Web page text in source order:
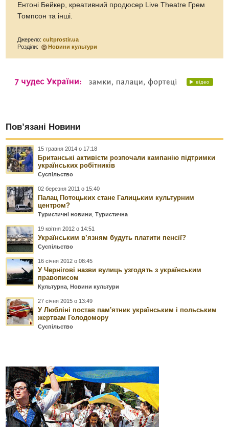
Ентоні Бейкер, креативний продюсер Live Theatre Грем
Томпсон та інші.
Джерело:cultprostir.ua
Розділи:
Новини культури
Пов’язані Новини
15 травня 2014 о 17:18
Британські активісти розпочали кампанію підтримки
українських робітників
Суспільство
02 березня 2011 о 15:40
Палац Потоцьких стане Галицьким культурним
центром?
Туристичні новини ,Туристична
19 квітня 2012 о 14:51
Українським в’язням будуть платити пенсії?
Суспільство
16 січня 2012 о 08:45
У Чернігові назви вулиць узгодять з українським
правописом
Культурна ,Новини культури
27 січня 2015 о 13:49
У Любліні постав пам'ятник українським і польським
жертвам Голодомору
Суспільство